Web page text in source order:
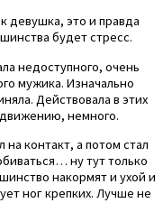
девушка, это и правда
будет стресс.
недоступного, очень
мужика. Изначально
Действовала в этих
немного.
контакт, а потом стал
ну тут только
накормят и ухой и
ног крепких. Лучше не